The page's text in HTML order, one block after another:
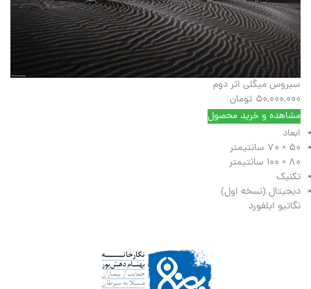
سیروس میگلی اثر دوم
50,000,000 تومان
مشاهده و خرید محصول
ابعاد
50 × 70 سانتیمتر
80 × 100 سانتیمتر
تکنیک
دیجیتال (نسخه اول)
نگاتیو ایلفورد